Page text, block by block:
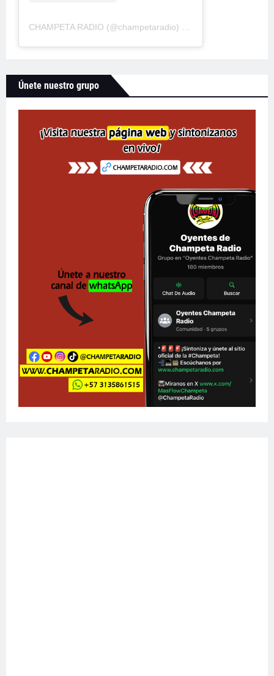
CHAMPETA RADIO (@champetaradio) • Fotos y videos de Instagram
Únete nuestro grupo